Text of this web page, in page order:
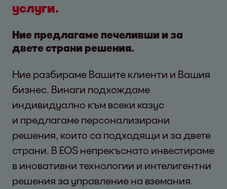
услуги.
Ние предлагаме печеливши и за
двете страни решения.
Ние разбираме Вашите клиенти и Вашия
бизнес. Винаги подхождаме
индивидуално към всеки казус
и предлагаме персонализирани
решения, които са подходящи и за двете
страни. В EOS непрекъснато инвестираме
в иновативни технологии и интелигентни
решения за управление на вземания.